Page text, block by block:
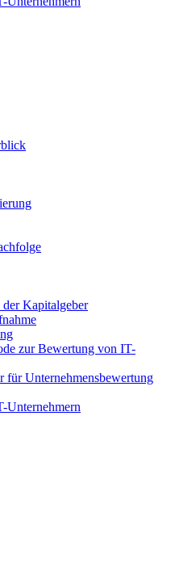
der Kapitalgeber
zur Bewertung von IT-
für Unternehmensbewertung
Unternehmern